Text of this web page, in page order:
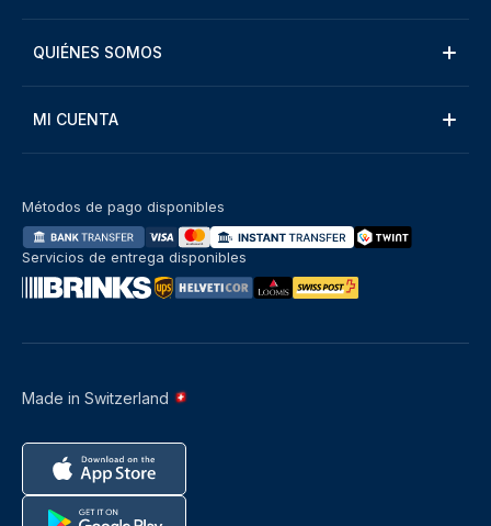
QUIÉNES SOMOS
MI CUENTA
Made in Switzerland
Métodos de pago disponibles
Servicios de entrega disponibles